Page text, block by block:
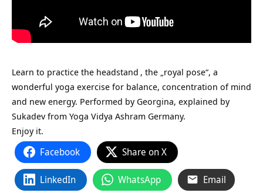
Learn to practice the headstand , the „royal pose“, a
wonderful yoga exercise for balance, concentration of mind
and new energy. Performed by Georgina, explained by
Sukadev from Yoga Vidya Ashram Germany.
Enjoy it.
Facebook Share on X
LinkedIn WhatsApp Email